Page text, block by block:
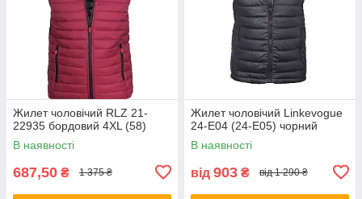
Жилет чоловічий RLZ 21-
22935 бордовий 4XL (58)
В наявності
687,50 ₴ 1 375 ₴
Жилет чоловічий Linkevogue
24-E04 (24-E05) чорний
В наявності
від 903 ₴ від 1 290 ₴